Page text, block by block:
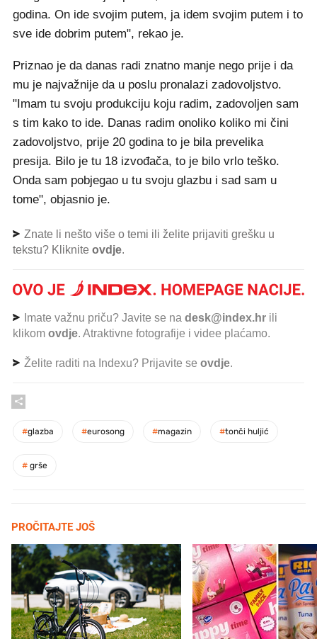
godina. On ide svojim putem, ja idem svojim putem i to
sve ide dobrim putem", rekao je.
Priznao je da danas radi znatno manje nego prije i da
mu je najvažnije da u poslu pronalazi zadovoljstvo.
"Imam tu svoju produkciju koju radim, zadovoljen sam
s tim kako to ide. Danas radim onoliko koliko mi čini
zadovoljstvo, prije 20 godina to je bila prevelika
presija. Bilo je tu 18 izvođača, to je bilo vrlo teško.
Onda sam pobjegao u tu svoju glazbu i sad sam u
tome", objasnio je.
Znate li nešto više o temi ili želite prijaviti grešku u
tekstu? Kliknite ovdje.
Imate važnu priču? Javite se na desk@index.hr ili
klikom ovdje. Atraktivne fotografije i videe plaćamo.
Želite raditi na Indexu? Prijavite se ovdje.
#glazba #eurosong #magazin #tonči huljić
# grše
PROČITAJTE JOŠ